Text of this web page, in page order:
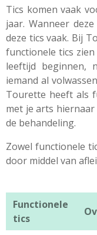
Tics komen vaak
jaar. Wanneer
deze tics vaak. Bij
functionele tics
leeftijd beginnen,
iemand al
Tourette heeft als
met je arts
de behandeling.
Zowel functionele
door middel van
Functionele
tics